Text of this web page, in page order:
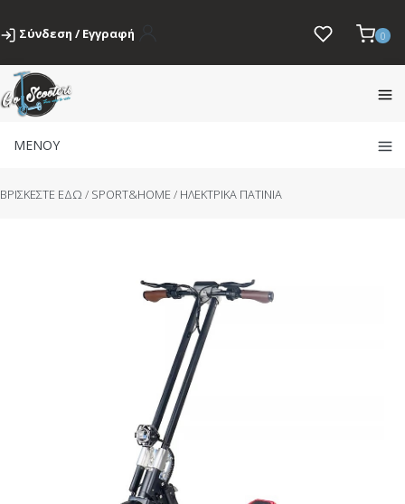
Σύνδεση / Εγγραφή 0
ΜΕΝΟΥ
BΡΙΣΚΕΣΤΕ ΕΔΩ / SPORT&HOME/ ΗΛΕΚΤΡΙΚΑ ΠΑΤΙΝΙΑ